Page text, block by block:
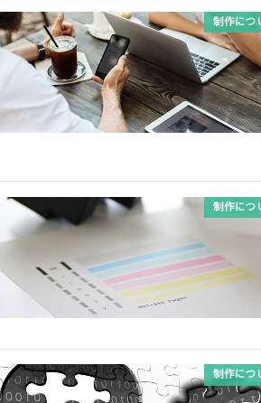
制作につ
制作につ
制作につ